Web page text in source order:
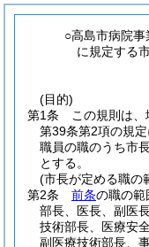
○高島市病院
に規定する
(目的)
第1条
この規則は
第39条第2項の規
職員の職のうち市
とする。
(市長が定める職の
第2条
前条の職の範
部長、医長、副医
技術部長、医療安
副医療技術部長、